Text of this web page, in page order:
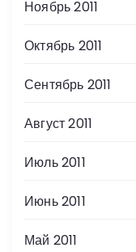
Ноябрь 2011
Октябрь 2011
Сентябрь 2011
Август 2011
Июль 2011
Июнь 2011
Май 2011